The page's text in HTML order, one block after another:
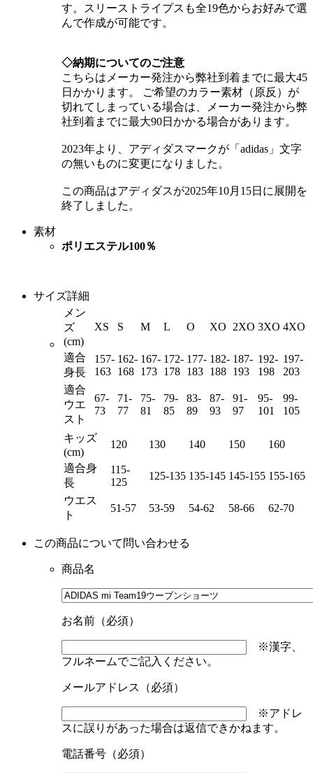
す。スリーストライプスも全19色からお好みで選
んで作成が可能です。
◇納期についてのご注意
こちらはメーカー発注から弊社到着までに最大45
日かかります。 ご希望のカラー素材（原反）が
切れてしまっている場合は、メーカー発注から弊
社到着までに最大90日かかる場合があります。
2023年より、アディダスマークが「adidas」文字
の無いものに変更になりました。
この商品はアディダスが2025年10月15日に展開を
終了しました。
素材
ポリエステル100％
サイズ詳細
メン
ズ
(cm)
XS S M L O XO 2XO 3XO 4XO
適合
身長
157-
163
162-
168
167-
173
172-
178
177-
183
182-
188
187-
193
192-
198
197-
203
適合
ウエ
スト
67-
73
71-
77
75-
81
79-
85
83-
89
87-
93
91-
97
95-
101
99-
105
キッズ
(cm)
120 130 140 150
160
適合身
長
115-
125
125-135 135-145 145-155 155-165
ウエス
ト
51-57 53-59 54-62 58-66 62-70
この商品について問い合わせる
商品名
お名前（必須）
※漢字、
フルネームでご記入ください。
メールアドレス（必須）
※アドレ
スに誤りがあった場合は返信できかねます。
電話番号（必須）